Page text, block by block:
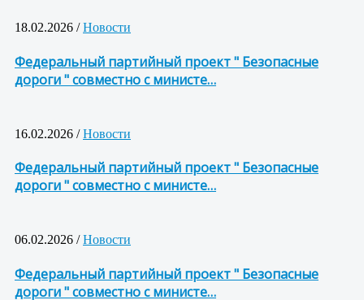
18.02.2026 /Новости
Федеральный партийный проект " Безопасные
дороги " совместно с министе…
16.02.2026 /Новости
Федеральный партийный проект " Безопасные
дороги " совместно с министе…
06.02.2026 /Новости
Федеральный партийный проект " Безопасные
дороги " совместно с министе…